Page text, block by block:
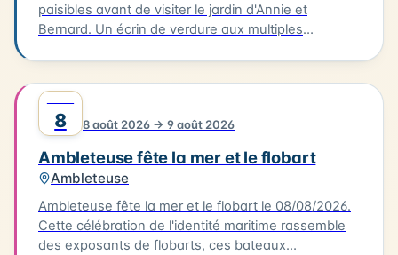
paisibles avant de visiter le jardin d'Annie et
Bernard. Un écrin de verdure aux multiples
Wail (2 rue de la Mairie). Tarifs : 11 € / gratuit enfants
- 10 ans.
8 8 août 2026 → 9 août 2026
Ambleteuse fête la mer et le flobart
Ambleteuse
Ambleteuse fête la mer et le flobart le 08/08/2026.
Cette célébration de l'identité maritime rassemble
des exposants de flobarts, ces bateaux